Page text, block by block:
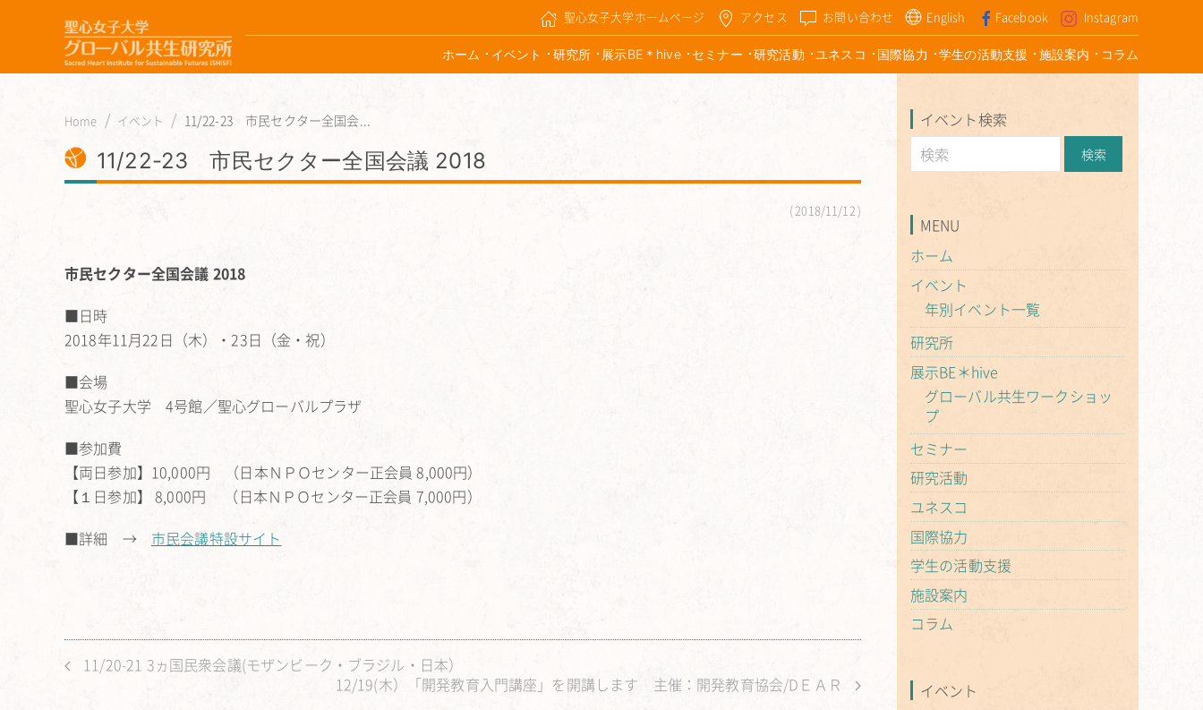
聖心女子大学ホームページ アクセス お問い合わせ English Facebook Instagram
ホーム イベント 研究所 展示BE＊hive セミナー 研究活動 ユネスコ 国際協力 学生の活動支援 施設案内 コラム
Home イベント 11/22-23 市民セクター全国会...
11/22-23 市民セクター全国会議 2018
2018/11/12
市民セクター全国会議 2018
■日時
2018年11月22日（木）・23日（金・祝）
■会場
聖心女子大学 4号館／聖心グローバルプラザ
■参加費
【両日参加】10,000円 （日本ＮＰＯセンター正会員 8,000円）
【１日参加】 8,000円 （日本ＮＰＯセンター正会員 7,000円）
■詳細 → 市民会議特設サイト
11/20-21 3ヵ国民衆会議(モザンビーク・ブラジル・日本）
12/19(木）「開発教育入門講座」を開講します 主催：開発教育協会/DＥＡＲ
イベント検索
MENU
ホーム
イベント
年別イベント一覧
研究所
展示BE＊hive
グローバル共生ワークショッ
プ
セミナー
研究活動
ユネスコ
国際協力
学生の活動支援
施設案内
コラム
イベント